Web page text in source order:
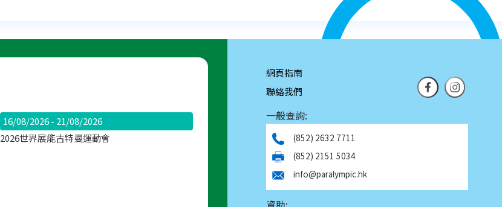
16/08/2026 - 21/08/2026
2026世界展能古特曼運動會
網頁指南
聯絡我們
一般查詢:
(852) 2632 7711
(852) 2151 5034
info@paralympic.hk